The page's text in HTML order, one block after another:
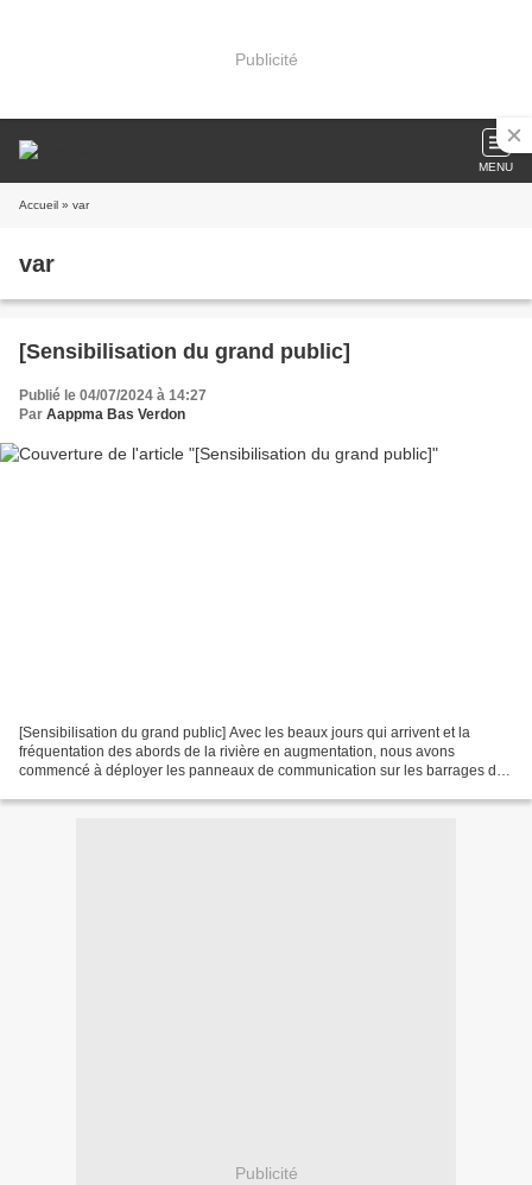
Publicité
MENU
Accueil » var
var
[Sensibilisation du grand public]
Publié le 04/07/2024 à 14:27
Par Aappma Bas Verdon
[Sensibilisation du grand public] Avec les beaux jours qui arrivent et la
fréquentation des abords de la rivière en augmentation, nous avons
commencé à déployer les panneaux de communication sur les barrages de
Publicité